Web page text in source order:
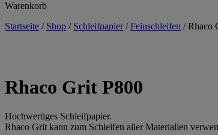
Warenkorb
Startseite / Shop / Schleifpapier/Feinschleifen /Rhaco
Rhaco Grit P800
Hochwertiges Schleifpapier.
Rhaco Grit kann zum Schleifen aller Materialien